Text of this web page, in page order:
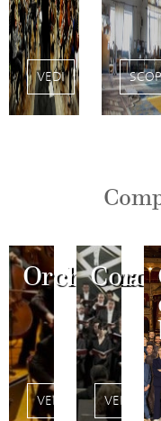
VEDI
Orchestra
VEDI
Coro
VEDI